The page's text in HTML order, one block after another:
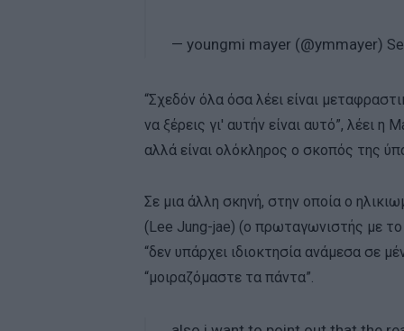
— youngmi mayer (@ymmayer)
“Σχεδόν όλα όσα λέει είναι
να ξέρεις γι′ αυτήν είναι αυτό”, λέει
αλλά είναι ολόκληρος ο σκοπός της
Σε μια άλλη σκηνή, στην οποία ο
(Lee Jung-jae) (ο πρωταγωνιστής με το
“δεν υπάρχει ιδιοκτησία ανάμεσα σε
“μοιραζόμαστε τα πάντα”.